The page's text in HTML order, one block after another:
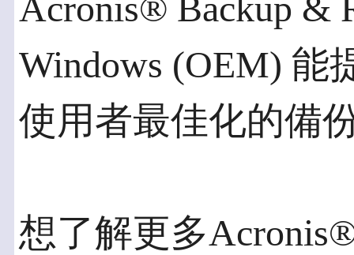
Acronis® Backup &
Windows (OEM) 能
使用者最佳化的備
想了解更多